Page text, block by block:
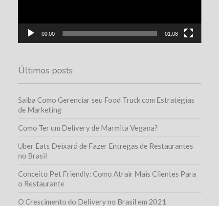
00:00 01:08
Últimos posts
Saiba Como Gerenciar seu Food Truck com Estratégias
de Marketing
Como Ter um Delivery de Marmita Vegana?
Uber Eats Deixará de Fazer Entregas de Restaurantes
no Brasil
Conceito Pet Friendly: Como Atrair Mais Clientes Para
o Restaurante
O Crescimento do Delivery no Brasil em 2021